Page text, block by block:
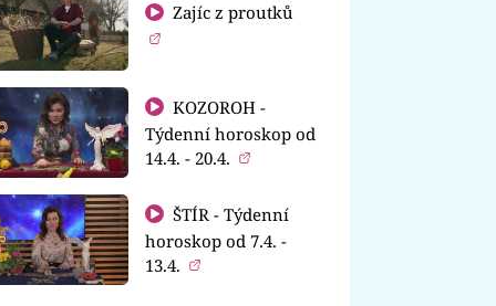
Zajíc z proutků
KOZOROH -
Týdenní horoskop od
14.4. - 20.4.
ŠTÍR - Týdenní
horoskop od 7.4. -
13.4.